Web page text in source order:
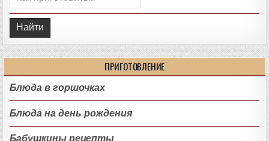
ПРИГОТОВЛЕНИЕ
Блюда в горшочках
Блюда на день рождения
Бабушкины рецепты